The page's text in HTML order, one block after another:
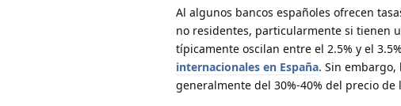
Al algunos bancos españoles ofrecen
no residentes, particularmente si tienen
típicamente oscilan entre el 2.5% y el
internacionales en España. Sin
generalmente del 30%-40% del precio de